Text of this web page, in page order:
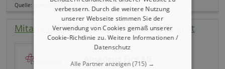
Quelle: germanpersonnel.de
Mitarbeiter (m/ w/ d) Vertriebsinnendienst
Amadeus Fire AG
verbessern. Durch die weitere Nutzung
unserer Webseite stimmen Sie der
Verwendung von Cookies gemäß unserer
Cookie-Richtlinie zu.Weitere Informationen /
Datenschutz
Alle Partner anzeigen(715) →